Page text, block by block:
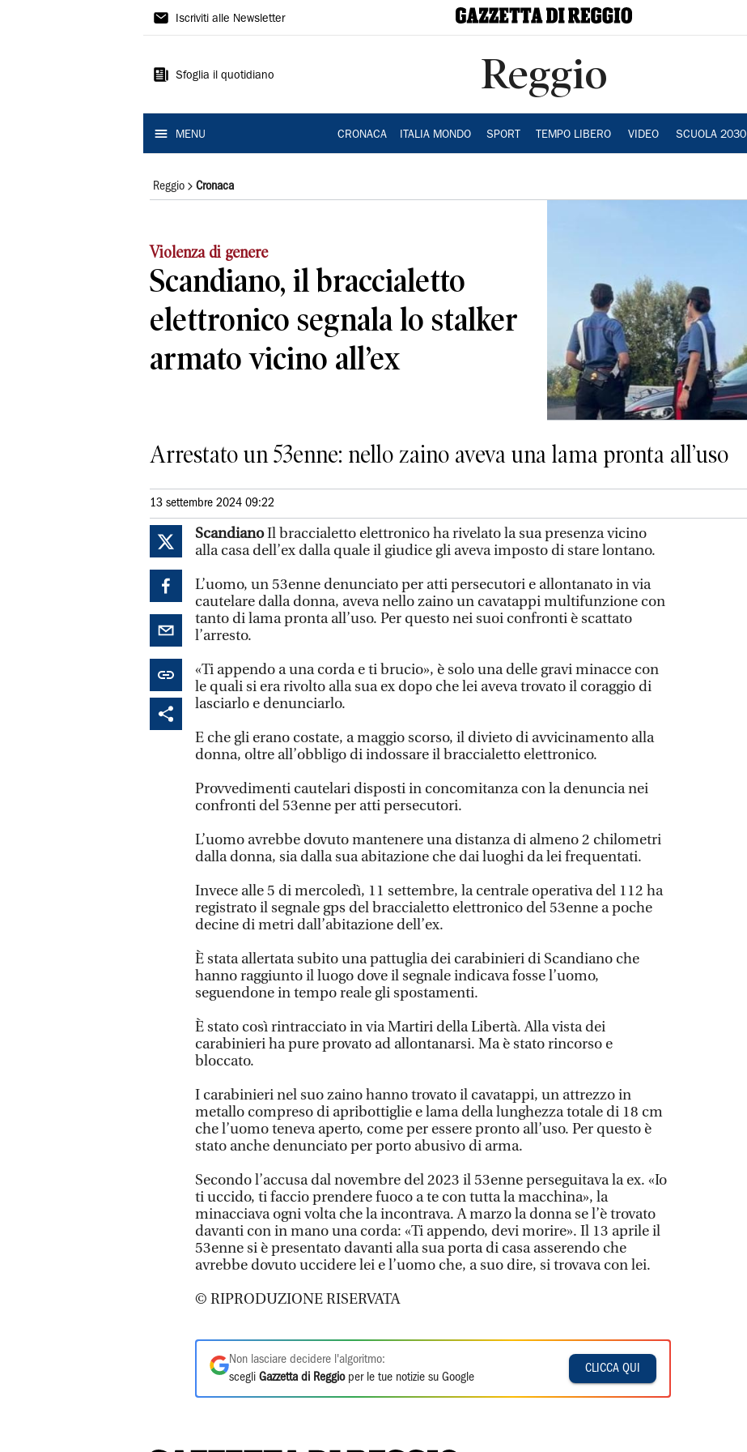
Gazzetta
Reggio
Iscriviti alle Newsletter
Sfoglia il quotidiano Reggio
MENU CRONACA ITALIA MONDO SPORT TEMPO LIBERO VIDEO SCUOLA 2030
Reggio Cronaca
Violenza di genere
Scandiano, il braccialetto
elettronico segnala lo stalker
armato vicino all’ex
Arrestato un 53enne: nello zaino aveva una lama pronta all’uso
13 settembre 2024 09:22
ScandianoIl braccialetto elettronico ha rivelato la sua presenza vicino
alla casa dell’ex dalla quale il giudice gli aveva imposto di stare lontano.
L’uomo, un 53enne denunciato per atti persecutori e allontanato in via
cautelare dalla donna, aveva nello zaino un cavatappi multifunzione con
tanto di lama pronta all’uso. Per questo nei suoi confronti è scattato
l’arresto.
«Ti appendo a una corda e ti brucio», è solo una delle gravi minacce con
le quali si era rivolto alla sua ex dopo che lei aveva trovato il coraggio di
lasciarlo e denunciarlo.
E che gli erano costate, a maggio scorso, il divieto di avvicinamento alla
donna, oltre all’obbligo di indossare il braccialetto elettronico.
Provvedimenti cautelari disposti in concomitanza con la denuncia nei
confronti del 53enne per atti persecutori.
L’uomo avrebbe dovuto mantenere una distanza di almeno 2 chilometri
dalla donna, sia dalla sua abitazione che dai luoghi da lei frequentati.
Invece alle 5 di mercoledì, 11 settembre, la centrale operativa del 112 ha
registrato il segnale gps del braccialetto elettronico del 53enne a poche
decine di metri dall’abitazione dell’ex.
È stata allertata subito una pattuglia dei carabinieri di Scandiano che
hanno raggiunto il luogo dove il segnale indicava fosse l’uomo,
seguendone in tempo reale gli spostamenti.
È stato così rintracciato in via Martiri della Libertà. Alla vista dei
carabinieri ha pure provato ad allontanarsi. Ma è stato rincorso e
bloccato.
I carabinieri nel suo zaino hanno trovato il cavatappi, un attrezzo in
metallo compreso di apribottiglie e lama della lunghezza totale di 18 cm
che l’uomo teneva aperto, come per essere pronto all’uso. Per questo è
stato anche denunciato per porto abusivo di arma.
Secondo l’accusa dal novembre del 2023 il 53enne perseguitava la ex. «Io
ti uccido, ti faccio prendere fuoco a te con tutta la macchina», la
minacciava ogni volta che la incontrava. A marzo la donna se l’è trovato
davanti con in mano una corda: «Ti appendo, devi morire». Il 13 aprile il
53enne si è presentato davanti alla sua porta di casa asserendo che
avrebbe dovuto uccidere lei e l’uomo che, a suo dire, si trovava con lei.
© RIPRODUZIONE RISERVATA
Non lasciare decidere l'algoritmo:
scegli Gazzetta di Reggioper le tue notizie su Google
CLICCA QUI